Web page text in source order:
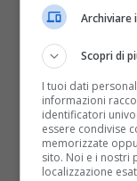
Attualità
carrello
Archiviare
Scopri di
I tuoi dati
informazioni
identificatori
essere condivise
memorizzate
sito. Noi e i nostri
localizzazione